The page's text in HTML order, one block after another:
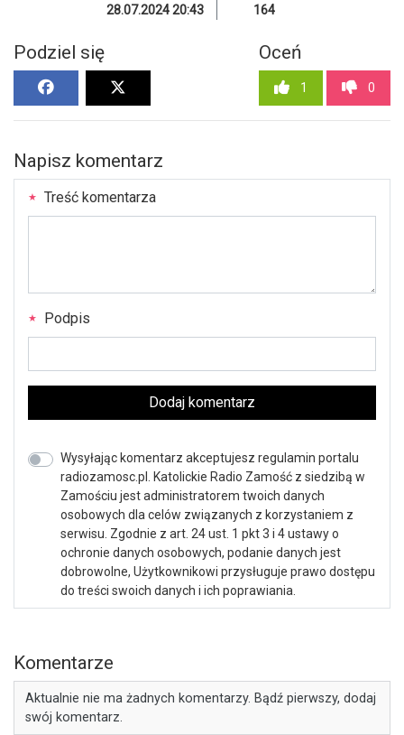
28.07.2024 20:43
164
Podziel się Oceń
1 0
Napisz komentarz
Treść komentarza
Podpis
Dodaj komentarz
Wysyłając komentarz akceptujesz regulamin portalu
radiozamosc.pl. Katolickie Radio Zamość z siedzibą w
Zamościu jest administratorem twoich danych
osobowych dla celów związanych z korzystaniem z
serwisu. Zgodnie z art. 24 ust. 1 pkt 3 i 4 ustawy o
ochronie danych osobowych, podanie danych jest
dobrowolne, Użytkownikowi przysługuje prawo dostępu
do treści swoich danych i ich poprawiania.
Komentarze
Aktualnie nie ma żadnych komentarzy. Bądź pierwszy, dodaj
swój komentarz.